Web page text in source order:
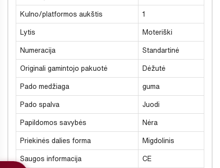
Kulno/platformos aukštis 1
Lytis Moteriški
Numeracija Standartinė
Originali gamintojo pakuotė Dėžutė
Pado medžiaga guma
Pado spalva Juodi
Papildomos savybės Nėra
Priekinės dalies forma Migdolinis
Saugos informacija CE